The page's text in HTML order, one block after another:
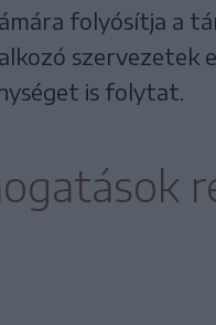
folyósítja a
szervezetek
is folytat.